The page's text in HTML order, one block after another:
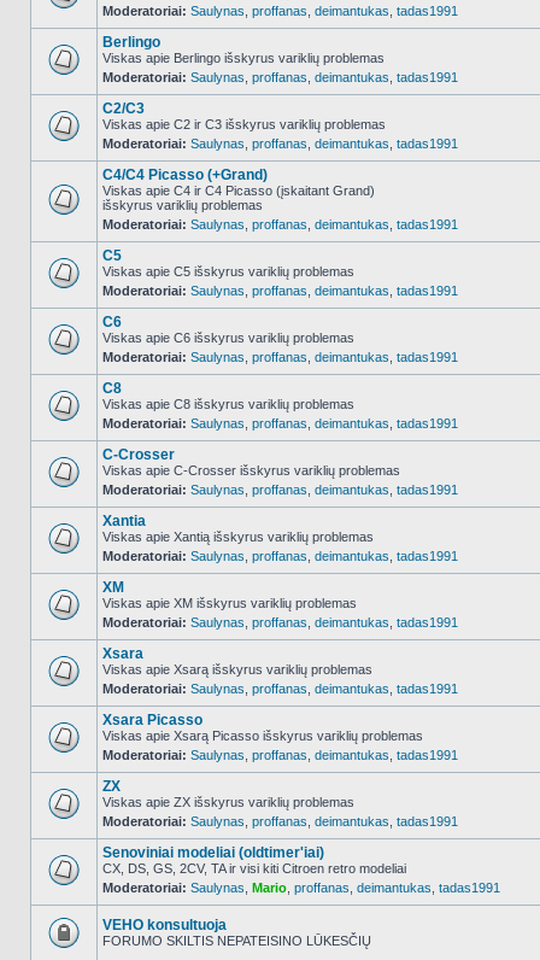
NO_UNREAD_POSTS
Moderatoriai: Saulynas proffanas deimantukas tadas1991
NO_UNREAD_POSTS
Berlingo
Viskas apie Berlingo išskyrus variklių problemas
Moderatoriai: Saulynas proffanas deimantukas tadas1991
NO_UNREAD_POSTS
C2/C3
Viskas apie C2 ir C3 išskyrus variklių problemas
Moderatoriai: Saulynas proffanas deimantukas tadas1991
NO_UNREAD_POSTS
C4/C4 Picasso (+Grand)
Viskas apie C4 ir C4 Picasso (įskaitant Grand)
išskyrus variklių problemas
Moderatoriai: Saulynas proffanas deimantukas tadas1991
NO_UNREAD_POSTS
C5
Viskas apie C5 išskyrus variklių problemas
Moderatoriai: Saulynas proffanas deimantukas tadas1991
NO_UNREAD_POSTS
C6
Viskas apie C6 išskyrus variklių problemas
Moderatoriai: Saulynas proffanas deimantukas tadas1991
NO_UNREAD_POSTS
C8
Viskas apie C8 išskyrus variklių problemas
Moderatoriai: Saulynas proffanas deimantukas tadas1991
NO_UNREAD_POSTS
C-Crosser
Viskas apie C-Crosser išskyrus variklių problemas
Moderatoriai: Saulynas proffanas deimantukas tadas1991
NO_UNREAD_POSTS
Xantia
Viskas apie Xantią išskyrus variklių problemas
Moderatoriai: Saulynas proffanas deimantukas tadas1991
NO_UNREAD_POSTS
XM
Viskas apie XM išskyrus variklių problemas
Moderatoriai: Saulynas proffanas deimantukas tadas1991
NO_UNREAD_POSTS
Xsara
Viskas apie Xsarą išskyrus variklių problemas
Moderatoriai: Saulynas proffanas deimantukas tadas1991
NO_UNREAD_POSTS
Xsara Picasso
Viskas apie Xsarą Picasso išskyrus variklių problemas
Moderatoriai: Saulynas proffanas deimantukas tadas1991
NO_UNREAD_POSTS
ZX
Viskas apie ZX išskyrus variklių problemas
Moderatoriai: Saulynas proffanas deimantukas tadas1991
NO_UNREAD_POSTS
Senoviniai modeliai (oldtimer'iai)
CX, DS, GS, 2CV, TA ir visi kiti Citroen retro modeliai
Moderatoriai: Saulynas Mario proffanas deimantukas tadas1991
VEHO konsultuoja
FORUMO SKILTIS NEPATEISINO LŪKESČIŲ